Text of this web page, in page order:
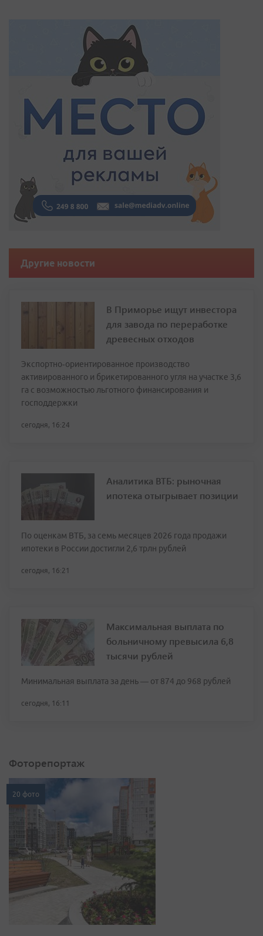
Другие новости
В Приморье ищут инвестора
для завода по переработке
древесных отходов
Экспортно‑ориентированное производство
активированного и брикетированного угля на участке 3,6
га с возможностью льготного финансирования и
господдержки
сегодня, 16:24
Аналитика ВТБ: рыночная
ипотека отыгрывает позиции
По оценкам ВТБ, за семь месяцев 2026 года продажи
ипотеки в России достигли 2,6 трлн рублей
сегодня, 16:21
Максимальная выплата по
больничному превысила 6,8
тысячи рублей
Минимальная выплата за день — от 874 до 968 рублей
сегодня, 16:11
Фоторепортаж
20 фото